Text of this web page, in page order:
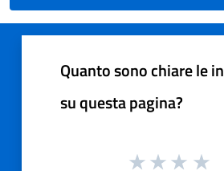
Quanto sono chiare le
su questa pagina?